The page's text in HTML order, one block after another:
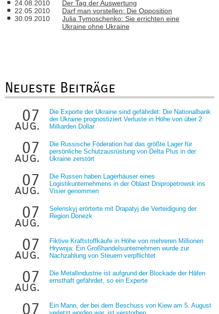
24.08.2010
Der Tag der Auswertung
22.05.2010
Darf man vorstellen: Die Opposition
30.09.2010
Julia Tymoschenko: Sie errichten eine
Ukraine ohne Ukraine
Neueste Beiträge
07
aug.
Die Exporte der Ukraine sind gefährdet: Die Nationalbank
der Ukraine prognostiziert Verluste in Höhe von über 2
Milliarden Dollar
07
aug.
Die Russische Föderation hat das größte Lager für
persönliche Schutzausrüstung von Delta Plus in der
Ukraine zerstört
07
aug.
Die Russen haben Lagerhäuser eines
Logistikunternehmens in der Oblast Dnipropetrowsk ins
Visier genommen
07
aug.
Selenskyj erörterte mit Drapatyj die Verteidigung der
Region Donezk
07
aug.
Fiktive Kraftstoffkäufe in Höhe von mehreren Millionen
Hrywnja: Ein Großhandelsunternehmen wurde zur
Nachzahlung von Steuern verpflichtet
07
aug.
Die Metallindustrie ist aufgrund der Blockade der Häfen
ernsthaft gefährdet, so ein Experte
07
Ein Mann, der bei dem Beschuss von Kiew am 5. August